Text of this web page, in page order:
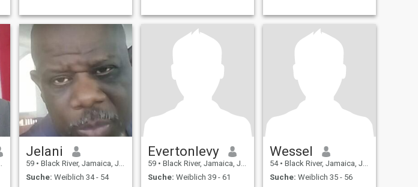
Jelani
59 • Black River, Jamaica, Jamaika
Suche: Weiblich 34 - 54
Evertonlevy
59 • Black River, Jamaica, Jamaika
Suche: Weiblich 39 - 61
Wessel
54 • Black River, Jamaica, Jamaika
Suche: Weiblich 35 - 56